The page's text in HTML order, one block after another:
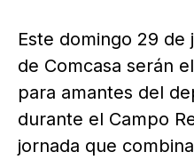
Este domingo 29 de
de Comcasa serán
para amantes del
durante el Campo
jornada que